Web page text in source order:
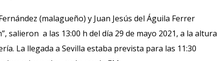
(malagueño) y Juan Jesús del Águila Ferrer
salieron a las 13:00 h del día 29 de mayo 2021, a la altura
La llegada a Sevilla estaba prevista para las 11:30